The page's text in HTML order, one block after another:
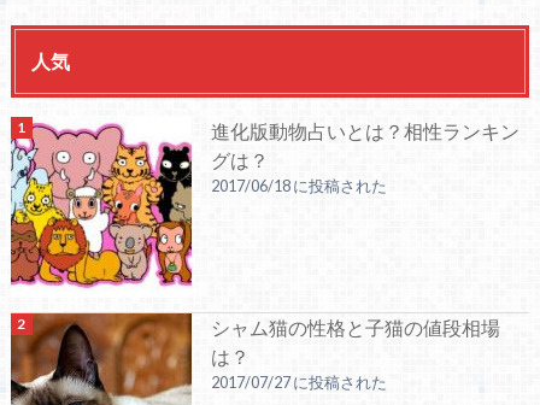
人気
進化版動物占いとは？相性ランキン
グは？
2017/06/18 に投稿された
シャム猫の性格と子猫の値段相場
は？
2017/07/27 に投稿された